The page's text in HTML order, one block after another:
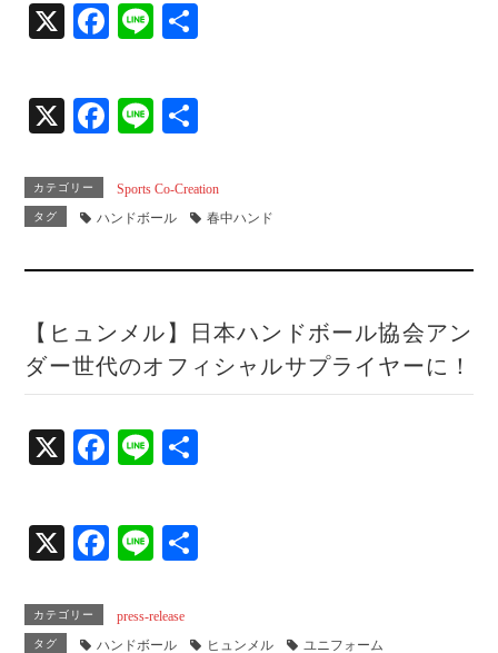
X
Fa
bo
ok
Li
X
Fa
bo
ok
Li
カテゴリー Sports Co-Creation
タグ ハンドボール 春中ハンド
【ヒュンメル】日本ハンドボール協会アン
ダー世代のオフィシャルサプライヤーに！
X
Fa
bo
ok
Li
X
Fa
bo
Li
カテゴリー press-release
タグ ハンドボール ヒュンメル ユニフォーム